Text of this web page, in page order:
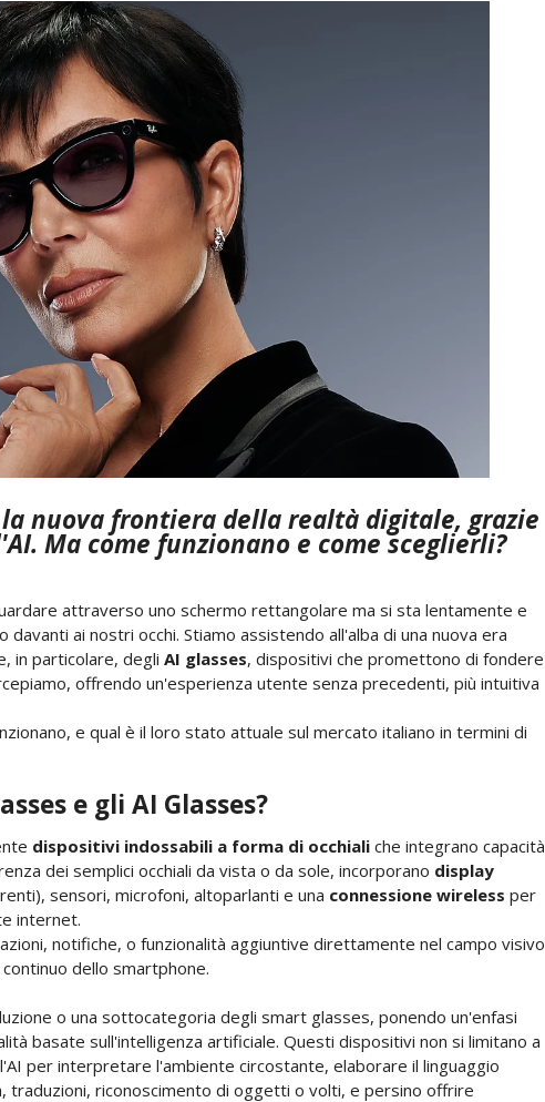
nuova frontiera della realtà digitale, grazie
Ma come funzionano e come sceglierli?
attraverso uno schermo rettangolare ma si sta lentamente e
ai nostri occhi. Stiamo assistendo all'alba di una nuova era
in particolare, degli AI glasses, dispositivi che promettono di fondere
offrendo un'esperienza utente senza precedenti, più intuitiva
e qual è il loro stato attuale sul mercato italiano in termini di
e gli AI Glasses?
dispositivi indossabili a forma di occhiali che integrano capacità
dei semplici occhiali da vista o da sole, incorporano display
sensori, microfoni, altoparlanti e una connessione wireless per
internet.
notifiche, o funzionalità aggiuntive direttamente nel campo visivo
dello smartphone.
o una sottocategoria degli smart glasses, ponendo un'enfasi
basate sull'intelligenza artificiale. Questi dispositivi non si limitano a
per interpretare l'ambiente circostante, elaborare il linguaggio
traduzioni, riconoscimento di oggetti o volti, e persino offrire